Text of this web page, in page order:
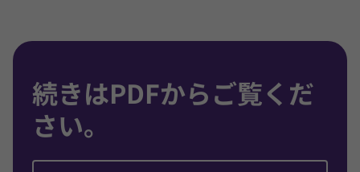
続きはPDFからご覧くだ
さい。